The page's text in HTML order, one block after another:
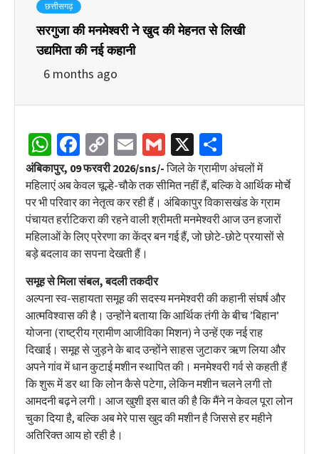
छत्तीसगढ़
सरगुजा की मनमेश्वरी ने खुद की मेहनत से लिखी
उद्यमिता की नई कहानी
6 months ago
WhatsApp
Facebook
Copy
Link
EmailGmail
X
अंबिकापुर, 09 फरवरी 2026/sns/-जिले के ग्रामीण अंचलों में
महिलाएं अब केवल चूल्हे-चौके तक सीमित नहीं हैं, बल्कि वे आर्थिक मोर्चे
पर भी परिवार का नेतृत्व कर रही हैं। अंबिकापुर विकासखंड के ग्राम
पंचायत हर्राटिकरा की रहने वाली श्रीमती मनमेश्वरी आज उन हजारों
महिलाओं के लिए प्रेरणा का केंद्र बन गई हैं, जो छोटे-छोटे प्रयासों से
बड़े बदलाव का सपना देखती हैं।
समूह से मिला संबल, बदली तकदीर
अल्पना स्व-सहायता समूह की सदस्य मनमेश्वरी की कहानी संघर्ष और
आत्मविश्वास की है। उन्होंने बताया कि आर्थिक तंगी के बीच ’बिहान’
योजना (राष्ट्रीय ग्रामीण आजीविका मिशन) ने उन्हें एक नई राह
दिखाई। समूह से जुड़ने के बाद उन्होंने साहस जुटाकर ऋण लिया और
अपने गांव में धान कुटाई मशीन स्थापित की। मनमेश्वरी गर्व से कहती हैं
कि शुरू में डर था कि लोन कैसे पटेगा, लेकिन मशीन चलने लगी तो
आमदनी बढ़ने लगी। आज खुशी इस बात की है कि मैंने न केवल पूरा लोन
चुका दिया है, बल्कि अब मेरे पास खुद की मशीन है जिससे हर महीने
अतिरिक्त आय हो रही है।